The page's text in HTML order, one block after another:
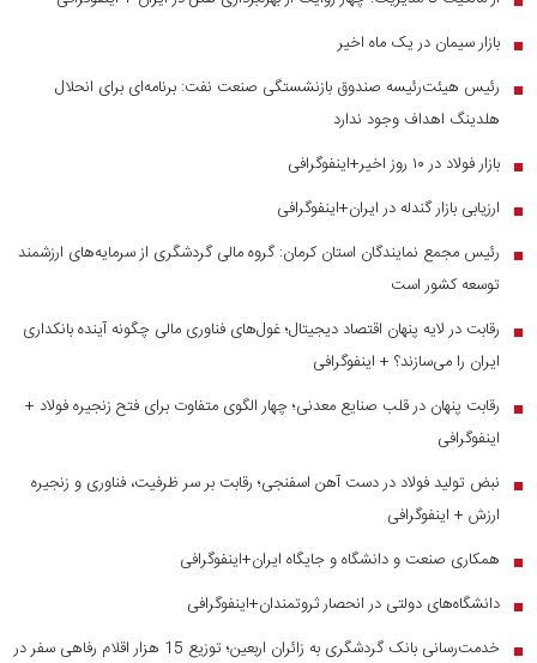
■ بازار سیمان در یک ماه اخیر
■
رئیس هیئت‌رئیسه صندوق بازنشستگی صنعت نفت: برنامه‌ای برای انحلال
هلدینگ اهداف وجود ندارد
■ بازار فولاد در ۱۰ روز اخیر+اینفوگرافی
■ ارزیابی بازار گندله در ایران+اینفوگرافی
■
رئیس مجمع نمایندگان استان کرمان: گروه مالی گردشگری از سرمایه‌های ارزشمند
توسعه کشور است
■
رقابت در لایه پنهان اقتصاد دیجیتال؛ غول‌های فناوری مالی چگونه آینده بانکداری
ایران را می‌سازند؟ + اینفوگرافی
■
رقابت پنهان در قلب صنایع معدنی؛ چهار الگوی متفاوت برای فتح زنجیره فولاد +
اینفوگرافی
■
نبض تولید فولاد در دست آهن اسفنجی؛ رقابت بر سر ظرفیت، فناوری و زنجیره
ارزش + اینفوگرافی
■ همکاری صنعت و دانشگاه و جایگاه ایران+اینفوگرافی
■ دانشگاه‌های دولتی در انحصار ثروتمندان+اینفوگرافی
■
خدمت‌رسانی بانک گردشگری به زائران اربعین؛ توزیع 15 هزار اقلام رفاهی سفر در